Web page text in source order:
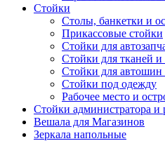
Стойки
Столы, банкетки и
Прикассовые стойки
Стойки для
Стойки для тканей и
Стойки для автошин
Стойки под одежду
Рабочее место и
Стойки администратора и
Вешала для Магазинов
Зеркала напольные